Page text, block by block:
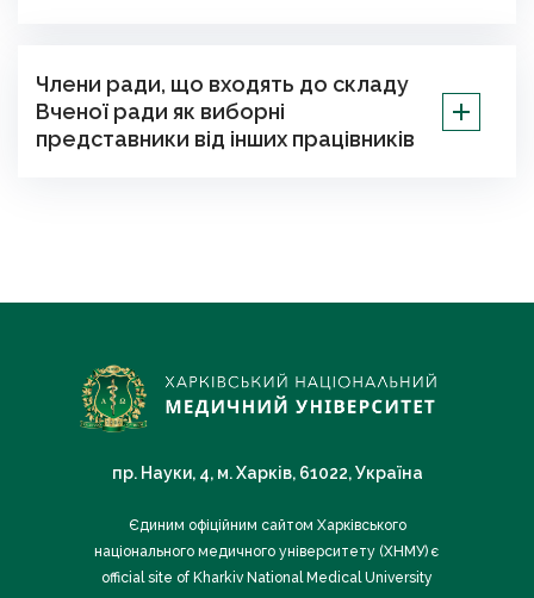
Члени ради, що входять до складу
Вченої ради як виборні
представники від інших працівників
пр. Науки, 4, м. Харків, 61022, Україна
Єдиним офіційним сайтом Харківського
національного медичного університету (ХНМУ) є
official site of Kharkiv National Medical University